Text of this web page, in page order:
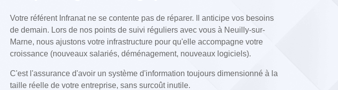
Votre référent Infranat ne se contente pas de réparer. Il anticipe vos besoins
de demain. Lors de nos points de suivi réguliers avec vous à Neuilly-sur-
Marne, nous ajustons votre infrastructure pour qu'elle accompagne votre
croissance (nouveaux salariés, déménagement, nouveaux logiciels).
C'est l'assurance d'avoir un système d'information toujours dimensionné à la
taille réelle de votre entreprise, sans surcoût inutile.